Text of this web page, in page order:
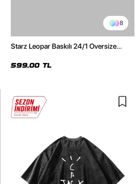
8
Starz Leopar Baskılı 24/1 Oversize
599,00 TL